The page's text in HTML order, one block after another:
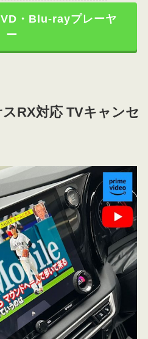
・Blu-rayプレーヤ
ー
RX対応 TVキャンセ